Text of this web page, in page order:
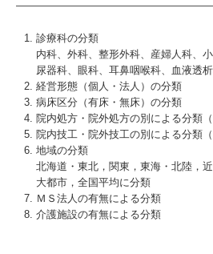
診療科の分類
内科、外科、整形外科、産婦人科、
尿器科、眼科、耳鼻咽喉科、血液透
経営形態（個人・法人）の分類
病床区分（有床・無床）の分類
院内処方・院外処方の別による分類（
院内技工・院外技工の別による分類（
地域の分類
北海道・東北，関東，東海・北陸，
大都市，全国平均に分類
ＭＳ法人の有無による分類
介護施設の有無による分類